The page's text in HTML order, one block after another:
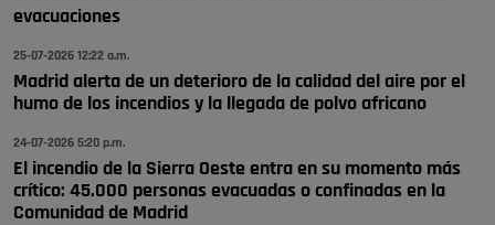
🔴 EXCLUSIVA | El comisario de la …
evacuaciones
25-07-2026 12:22 a.m.
Madrid alerta de un deterioro de la calidad del aire por el
humo de los incendios y la llegada de polvo africano
24-07-2026 5:20 p.m.
El incendio de la Sierra Oeste entra en su momento más
crítico: 45.000 personas evacuadas o confinadas en la
Comunidad de Madrid